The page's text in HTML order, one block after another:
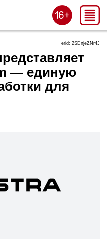
erid: 2SDnjeZNr4J
— единую
для